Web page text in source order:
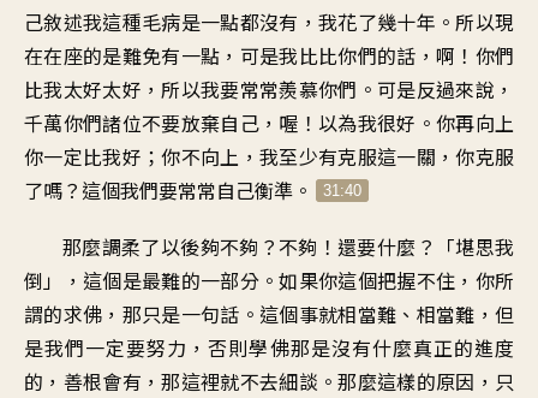
己敘述我這種毛病是一點都沒有，我花了幾十年。所以現
在在座的是難免有一點，可是我比比你們的話，啊！你們
比我太好太好，所以我要常常羨慕你們。可是反過來說，
千萬你們諸位不要放棄自己，喔！以為我很好。你再向上
你一定比我好；你不向上，我至少有克服這一關，你克服
了嗎？這個我們要常常自己衡準。
31:40
那麼調柔了以後夠不夠？不夠！還要什麼？「堪思我
倒」，這個是最難的一部分。如果你這個把握不住，你所
謂的求佛，那只是一句話。這個事就相當難、相當難，但
是我們一定要努力，否則學佛那是沒有什麼真正的進度
的，善根會有，那這裡就不去細談。那麼這樣的原因，只